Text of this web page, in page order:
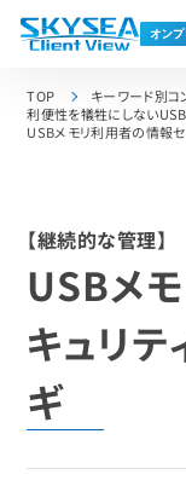
TOP キーワード別コ
利便性を犠牲にしない
USBメモリ利用者の情報
【継続的な管理】
USBメ
キュリ
ギ